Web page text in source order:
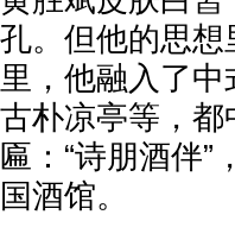
孔。但他的思
里，他融入了
古朴凉亭等，
匾：“诗朋酒伴
国酒馆。